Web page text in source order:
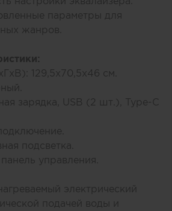
параметры для
жанров.
129,5х70,5х46 см.
зарядка, USB (2 шт.), Type-C
подсветка.
управления.
нагреваемый электрический
подачей воды и